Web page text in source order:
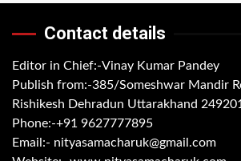
Contact details
Editor in Chief:-Vinay Kumar Pandey
Publish from:-385/Someshwar Mandir
Rishikesh Dehradun Uttarakhand
Phone:-+91 9627777895
Email:- nityasamacharuk@gmail.com